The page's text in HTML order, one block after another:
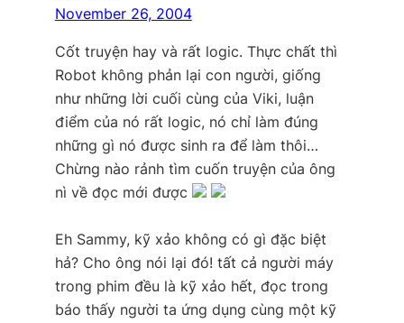
November 26, 2004
Cốt truyện hay và rất logic. Thực chất thì
Robot không phản lại con người, giống
như những lời cuối cùng của Viki, luận
điểm của nó rất logic, nó chỉ làm đúng
những gì nó được sinh ra để làm thôi…
Chừng nào rảnh tìm cuốn truyện của ông
nì về đọc mới được
Eh Sammy, kỹ xảo không có gì đặc biệt
hả? Cho ông nói lại đó! tất cả người máy
trong phim đều là kỹ xảo hết, đọc trong
báo thấy người ta ứng dụng cùng một kỹ